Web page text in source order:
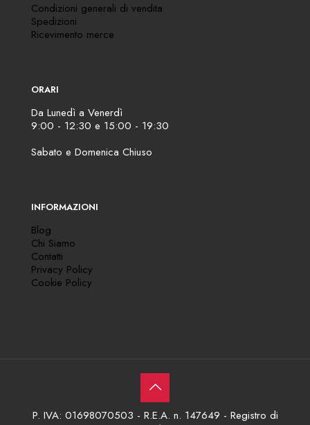
Condizioni generali di vendita
Spedizioni
Ricevimento merce
ORARI
Da Lunedì a Venerdì
9:00 - 12:30 e 15:00 - 19:30
Sabato e Domenica Chiuso
INFORMAZIONI
Blog
Chi Siamo
Contatti
Privacy Policy
Cookie Policy
P. IVA: 01698070503 - R.E.A. n. 147649 - Registro di